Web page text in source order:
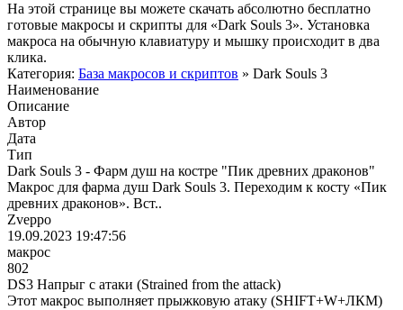
На этой странице вы можете скачать абсолютно бесплатно
готовые макросы и скрипты для «Dark Souls 3». Установка
макроса на обычную клавиатуру и мышку происходит в два
клика.
Категория: База макросов и скриптов » Dark Souls 3
Наименование
Описание
Автор
Дата
Тип
Dark Souls 3 - Фарм душ на костре "Пик древних драконов"
Макрос для фарма душ Dark Souls 3. Переходим к косту «Пик
древних драконов». Вст..
Zveppo
19.09.2023 19:47:56
макрос
802
DS3 Напрыг с атаки (Strained from the attack)
Этот макрос выполняет прыжковую атаку (SHIFT+W+ЛКМ)